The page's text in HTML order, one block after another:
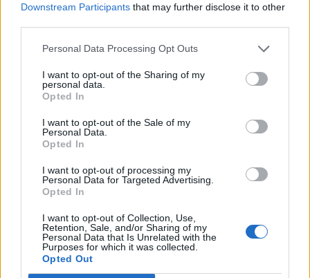
Downstream Participants that may further disclose it to other
Personal Data Processing Opt Outs
I want to opt-out of the Sharing of my
personal data.
Opted In
I want to opt-out of the Sale of my
Personal Data.
Opted In
I want to opt-out of processing my
Personal Data for Targeted Advertising.
Opted In
I want to opt-out of Collection, Use,
Retention, Sale, and/or Sharing of my
Personal Data that Is Unrelated with the
Purposes for which it was collected.
Opted Out
#ASRoma
pic.twitter.com/b3MHW7z8pf
— RomaRadio (@RomaRadio)